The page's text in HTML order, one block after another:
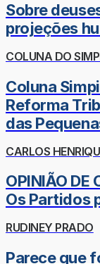
Sobre
projeções
COLUNA DO
Coluna
Reforma
das
CARLOS
OPINIÃO DE
Os Partidos
RUDINEY PRADO
Parece que